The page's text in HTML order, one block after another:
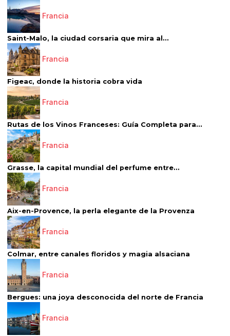
Francia
Saint-Malo, la ciudad corsaria que mira al...
Francia
Figeac, donde la historia cobra vida
Francia
Rutas de los Vinos Franceses: Guía Completa para...
Francia
Grasse, la capital mundial del perfume entre...
Francia
Aix-en-Provence, la perla elegante de la Provenza
Francia
Colmar, entre canales floridos y magia alsaciana
Francia
Bergues: una joya desconocida del norte de Francia
Francia